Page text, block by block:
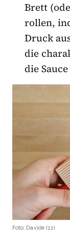
Brett
rollen,
Druck
die
die
Foto: Davide Izzi